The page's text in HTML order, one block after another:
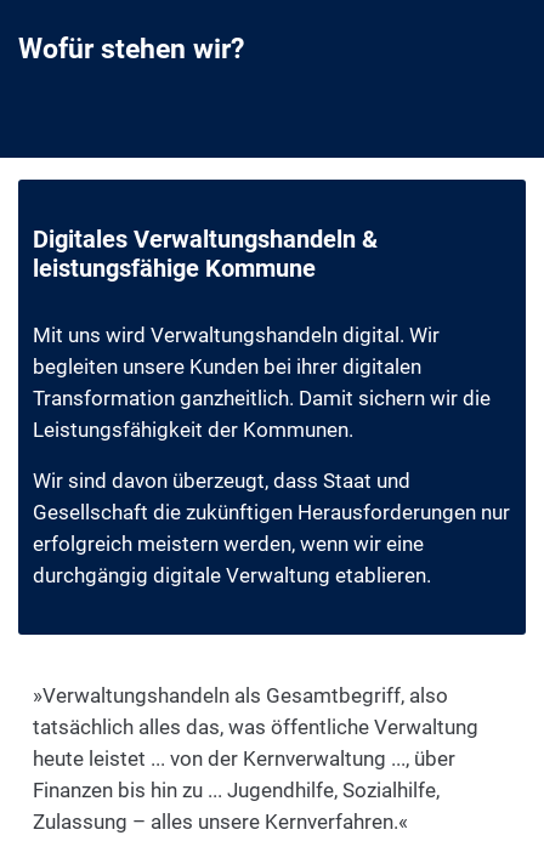
Wofür stehen wir?
Digitales Verwaltungshandeln &
leistungsfähige Kommune
Mit uns wird Verwaltungshandeln digital. Wir
begleiten unsere Kunden bei ihrer digitalen
Transformation ganzheitlich. Damit sichern wir die
Leistungsfähigkeit der Kommunen.
Wir sind davon überzeugt, dass Staat und
Gesellschaft die zukünftigen Herausforderungen nur
erfolgreich meistern werden, wenn wir eine
durchgängig digitale Verwaltung etablieren.
»Verwaltungshandeln als Gesamtbegriff, also
tatsächlich alles das, was öffentliche Verwaltung
heute leistet ... von der Kernverwaltung ..., über
Finanzen bis hin zu ... Jugendhilfe, Sozialhilfe,
Zulassung – alles unsere Kernverfahren.«